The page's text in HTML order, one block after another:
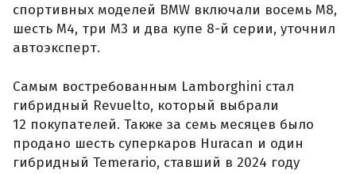
спортивных моделей BMW включали восемь M8,
шесть M4, три M3 и два купе 8-й серии, уточнил
автоэксперт.
Самым востребованным Lamborghini стал
гибридный Revuelto, который выбрали
12 покупателей. Также за семь месяцев было
продано шесть суперкаров Huracan и один
гибридный Temerario, ставший в 2024 году